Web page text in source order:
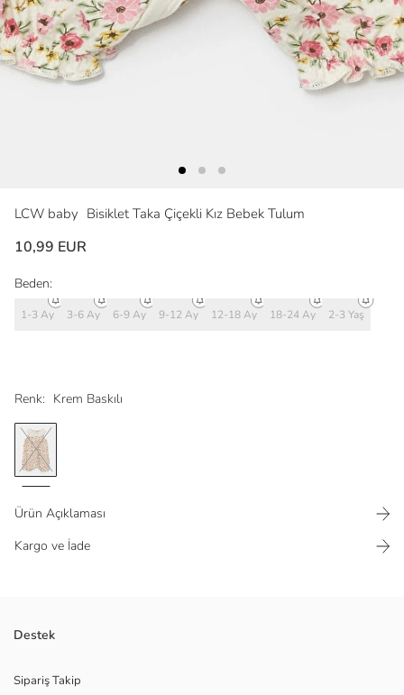
LCW baby Bisiklet Taka Çiçekli Kız Bebek Tulum
10,99 EUR
Renk: Krem Baskılı
Beden:
1-3 Ay 3-6 Ay 6-9 Ay 9-12 Ay 12-18 Ay 18-24 Ay 2-3 Yaş
Ürün Açıklaması
Kargo ve İade
Yüksek pamuk içerikli penye kumaştan üretilen, çiçek desenli, fisto
Ana Kumaş:
Destek
Sipariş Takip